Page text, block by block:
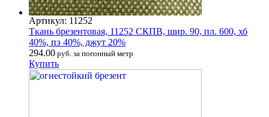
Артикул: 11252
Ткань брезентовая, 11252 СКПВ, шир. 90, пл. 600, хб
40%, пэ 40%, джут 20%
294.00 руб. за погонный метр
Купить